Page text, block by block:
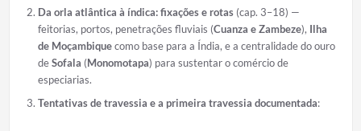
Da orla atlântica à índica: fixações e rotas(cap. 3–18) —
feitorias, portos, penetrações fluviais (Cuanza e Zambeze), Ilha
de Moçambiquecomo base para a Índia, e a centralidade do ouro
deSofala (Monomotapa) para sustentar o comércio de
especiarias.
Tentativas de travessia e a primeira travessia documentada: